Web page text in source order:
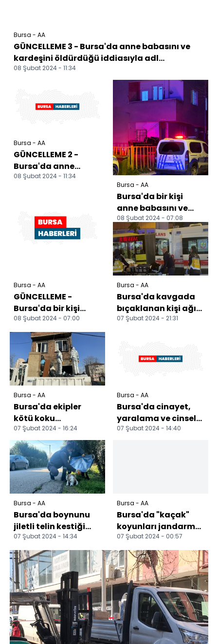
Bursa - AA
GÜNCELLEME 3 - Bursa'da anne babasını ve
kardeşini öldürdüğü iddiasıyla adl...
08 Şubat 2024 - 11:34
Bursa - AA
GÜNCELLEME 2 -
Bursa'da anne
babasını ve
08 Şubat 2024 - 11:34
Bursa - AA
GÜNCELLEME -
Bursa'da bir kişi
anne babasını ve
kardeşini öldürdü
08 Şubat 2024 - 07:00
Bursa - AA
Bursa'da bir kişi
anne babasını ve
kardeşini öldürdü
08 Şubat 2024 - 07:08
Bursa - AA
Bursa'da kavgada
bıçaklanan kişi ağır
yaralandı
07 Şubat 2024 - 21:31
Bursa - AA
Bursa'da ekipler
kötü koku
şikayetiyle gittikleri
evden 1 kamyon çöp
çıkard...
07 Şubat 2024 - 16:24
Bursa - AA
Bursa'da cinayet,
yaralama ve cinsel
saldırı sanığı hakim
07 Şubat 2024 - 14:40
Bursa - AA
Bursa'da boynunu
jiletli telin kestiği
sahipsiz köpek
tedavi edildi
07 Şubat 2024 - 14:34
Bursa - AA
Bursa'da "kaçak"
koyunları jandarma
ekipleri dron
yardımıyla buldu
07 Şubat 2024 - 00:57